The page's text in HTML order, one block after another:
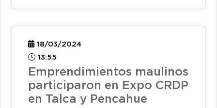
18/03/2024
13:55
Emprendimientos maulinos
participaron en Expo CRDP
en Talca y Pencahue